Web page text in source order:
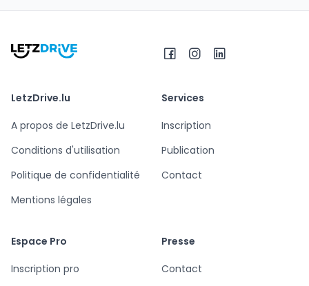
LetzDrive.lu
A propos de LetzDrive.lu
Conditions d'utilisation
Politique de confidentialité
Mentions légales
Services
Inscription
Publication
Contact
Espace Pro
Inscription pro
Presse
Contact